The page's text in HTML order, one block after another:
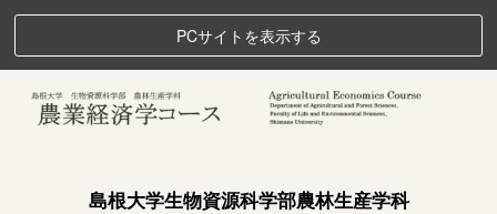
PCサイトを表示する
島根大学生物資源科学部農林生産学科